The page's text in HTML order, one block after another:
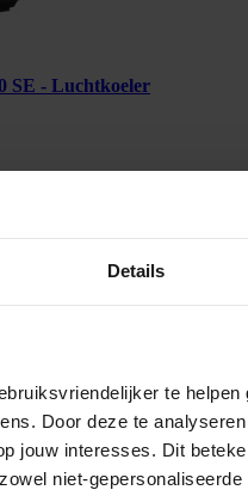
Details
te
Door deze te
jouw interesses. Dit
niet-
SE - Luchtkoeler
Socket - OEM